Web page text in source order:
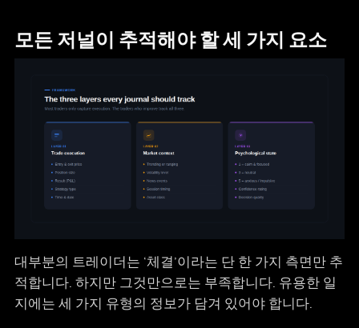
모든 저널이 추적해야 할 세 가지 요소
대부분의 트레이더는 ‘체결’이라는 단 한 가지 측면만 추
적합니다. 하지만 그것만으로는 부족합니다. 유용한 일
지에는 세 가지 유형의 정보가 담겨 있어야 합니다.